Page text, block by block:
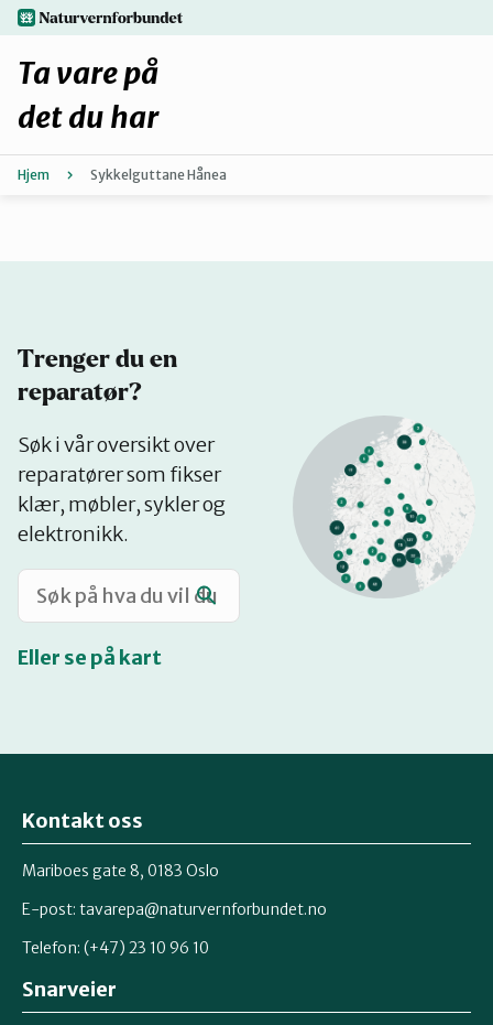
Hopp
til
hovedinnhold
Forbehold
Hvorfor reparere?
Katalog
Mitt navn
Retten til reparasjon
naturvernforbundet.no
Ta vare på
det du har
Hjem Sykkelguttane Hånea
Trenger du en
reparatør?
Søk i vår oversikt over
reparatører som fikser
klær, møbler, sykler og
elektronikk.
Eller se på kart
på
kart
Kontakt oss
Mariboes gate 8, 0183 Oslo
E-post: tavarepa@naturvernforbundet.no
Telefon: (+47) 23 10 96 10
Snarveier